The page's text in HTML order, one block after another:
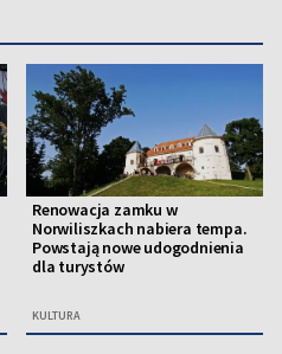
Renowacja zamku w
Norwiliszkach nabiera tempa.
Powstają nowe udogodnienia
dla turystów
KULTURA